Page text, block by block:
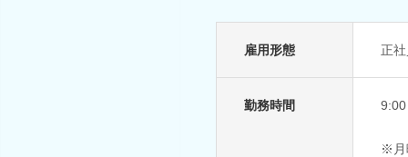
雇用形態 正
勤務時間
※月